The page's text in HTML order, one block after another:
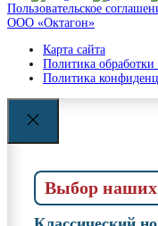
Пользовательское
ООО «Октагон»
Карта сайта
Политика
Политика
Выбор наших